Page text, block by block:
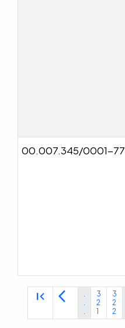
00.007.345/0001-77
first_page arrow_back_ios
.
.
.
3
2
1
3
2
2